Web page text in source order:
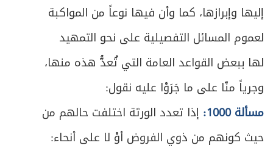
إليها وإبرازها، كما وأن فيها نوعاً من المواكبة
لعموم المسائل التفصيلية على نحو التمهيد
لها ببعض القواعد العامة التي تُعدُّ هذه منها،
وجرياً منّا على ما جَرَوْا عليه نقول:
مسألة 1000:
إذا تعدد الورثة اختلفت حالهم من
حيث كونهم من ذوي الفروض أوْ لا على أنحاء: